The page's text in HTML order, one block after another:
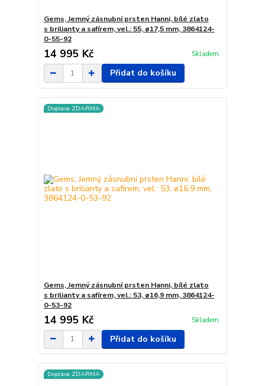
Gems, Jemný zásnubní prsten Hanni, bílé zlato
s brilianty a safírem, vel.: 55, ø17,5 mm, 3864124-
0-55-92
14 995 Kč Skladem
Přidat do košíku
Doprava ZDARMA
Gems, Jemný zásnubní prsten Hanni, bílé zlato
s brilianty a safírem, vel.: 53, ø16,9 mm, 3864124-
0-53-92
14 995 Kč Skladem
Přidat do košíku
Doprava ZDARMA